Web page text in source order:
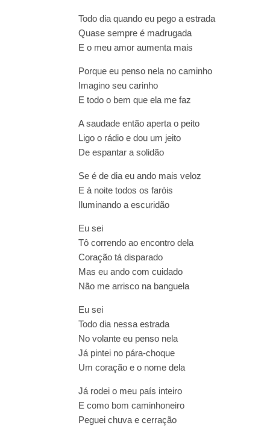
Todo dia quando eu pego a estrada
Quase sempre é madrugada
E o meu amor aumenta mais
Porque eu penso nela no caminho
Imagino seu carinho
E todo o bem que ela me faz
A saudade então aperta o peito
Ligo o rádio e dou um jeito
De espantar a solidão
Se é de dia eu ando mais veloz
E à noite todos os faróis
Iluminando a escuridão
Eu sei
Tô correndo ao encontro dela
Coração tá disparado
Mas eu ando com cuidado
Não me arrisco na banguela
Eu sei
Todo dia nessa estrada
No volante eu penso nela
Já pintei no pára-choque
Um coração e o nome dela
Já rodei o meu país inteiro
E como bom caminhoneiro
Peguei chuva e cerração